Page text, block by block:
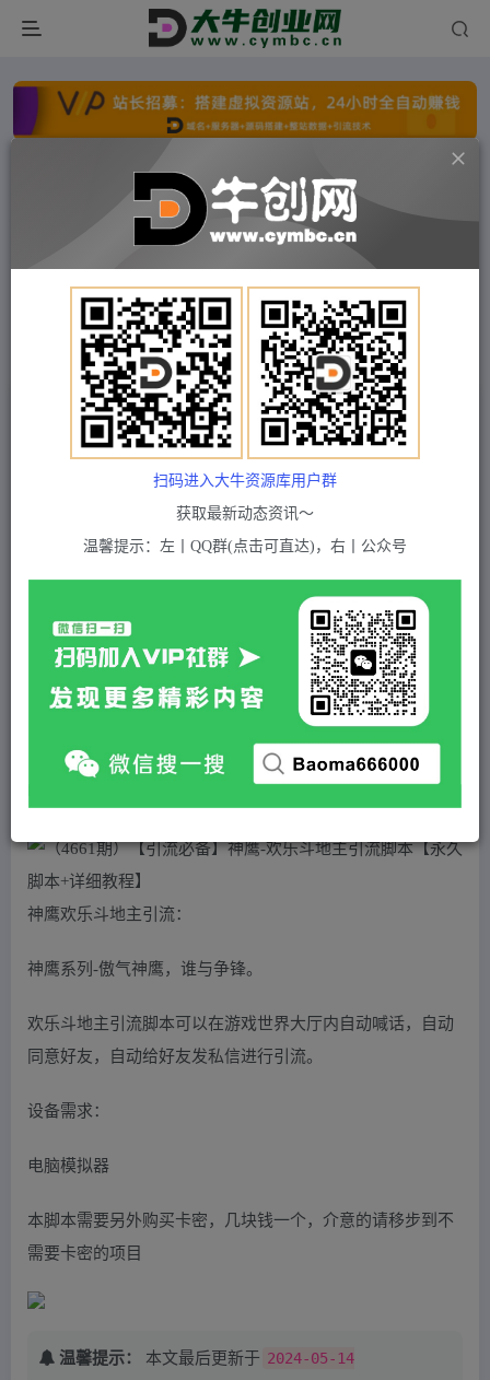
点击开通分站+ 每日收入300+
文字广告火爆招租 文字广告火爆招租
文字广告火爆招租
文字广告火爆招租 文字广告火爆招租
付费项目 中创网 正文
（4661期）【引流必备】神鹰-欢乐斗地主引流脚
本【永久脚本+详细教程】
5 积分
黄金会员 2 超级会员(永久VIP) 免费
站长QQ：1970819299
付费资源
神鹰欢乐斗地主引流：
神鹰系列-傲气神鹰，谁与争锋。
欢乐斗地主引流脚本可以在游戏世界大厅内自动喊话，自动
同意好友，自动给好友发私信进行引流。
设备需求：
电脑模拟器
本脚本需要另外购买卡密，几块钱一个，介意的请移步到不
需要卡密的项目
温馨提示： 本文最后更新于 2024-05-14
扫码进入大牛资源库用户群
获取最新动态资讯～
温馨提示：左丨QQ群(点击可直达)，右丨公众号